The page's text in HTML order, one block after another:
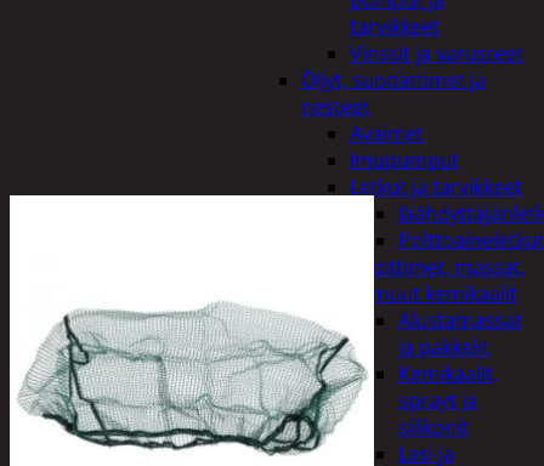
tarvikkeet
Vinssit ja varusteet
Öljyt, suodattimet ja
nesteet
Avaimet
Imupumput
Letkut ja tarvikkeet
Polttoaineletkut
Liuottimet, massat,
ja muut kemikaalit
Alustamassat
ja pakkelit
Kemikaalit,
sprayt ja
silikonit
Lasi ja